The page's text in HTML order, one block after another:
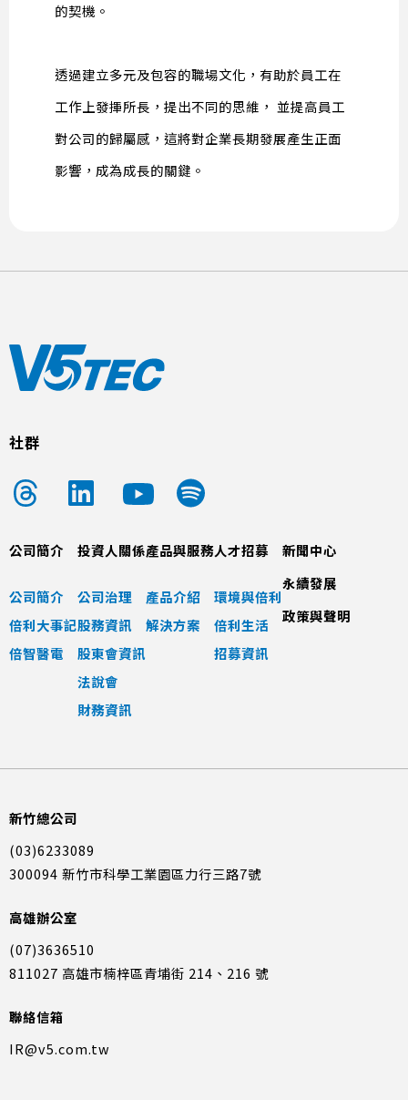
的契機。
透過建立多元及包容的職場文化，有助於員工在
工作上發揮所長，提出不同的思維， 並提高員工
對公司的歸屬感，這將對企業長期發展產生正面
影響，成為成長的關鍵。
社群
公司簡介
公司簡介
倍利大事記
倍智醫電
投資人關係
公司治理
股務資訊
股東會資訊
法說會
財務資訊
產品與服務
產品介紹
解決方案
人才招募
環境與倍利
倍利生活
招募資訊
新聞中心
永續發展
政策與聲明
新竹總公司
(03)6233089
300094 新竹市科學工業園區力行三路7號
高雄辦公室
(07)3636510
811027 高雄市楠梓區青埔街 214、216 號
聯絡信箱
IR@v5.com.tw